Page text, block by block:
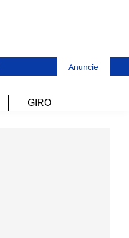
Anuncie
GIRO